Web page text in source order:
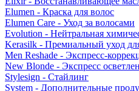
Elumen - Краска для волос
Elumen Care - Уход за волосами
Evolution - Нейтральная
Kerasilk - Премиальный уход
Men Reshade - Экспресс-
New Blonde - Экспресс
Stylesign - Стайлинг
System - Дополнительные